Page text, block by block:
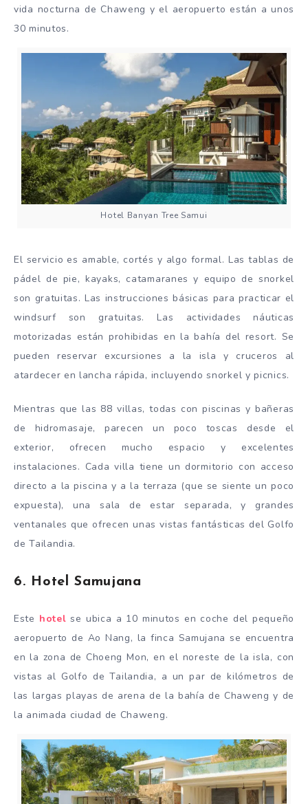
vida nocturna de Chaweng y el aeropuerto están a unos
30 minutos.
Hotel Banyan Tree Samui
El servicio es amable, cortés y algo formal. Las tablas de
pádel de pie, kayaks, catamaranes y equipo de snorkel
son gratuitas. Las instrucciones básicas para practicar el
windsurf son gratuitas. Las actividades náuticas
motorizadas están prohibidas en la bahía del resort. Se
pueden reservar excursiones a la isla y cruceros al
atardecer en lancha rápida, incluyendo snorkel y picnics.
Mientras que las 88 villas, todas con piscinas y bañeras
de hidromasaje, parecen un poco toscas desde el
exterior, ofrecen mucho espacio y excelentes
instalaciones. Cada villa tiene un dormitorio con acceso
directo a la piscina y a la terraza (que se siente un poco
expuesta), una sala de estar separada, y grandes
ventanales que ofrecen unas vistas fantásticas del Golfo
de Tailandia.
6. Hotel Samujana
Este hotel se ubica a 10 minutos en coche del pequeño
aeropuerto de Ao Nang, la finca Samujana se encuentra
en la zona de Choeng Mon, en el noreste de la isla, con
vistas al Golfo de Tailandia, a un par de kilómetros de
las largas playas de arena de la bahía de Chaweng y de
la animada ciudad de Chaweng.